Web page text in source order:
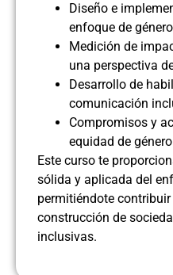
Diseño e
enfoque de
Medición de
una perspectiva
Desarrollo de
comunicación
Compromisos y
equidad de
Este curso te
sólida y aplicada del
permitiéndote
construcción de
inclusivas.